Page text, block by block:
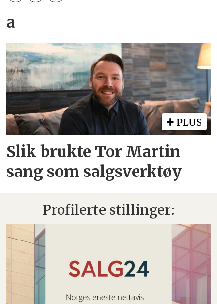
a
PLUS
Slik brukte Tor Martin
sang som salgsverktøy
Profilerte stillinger: